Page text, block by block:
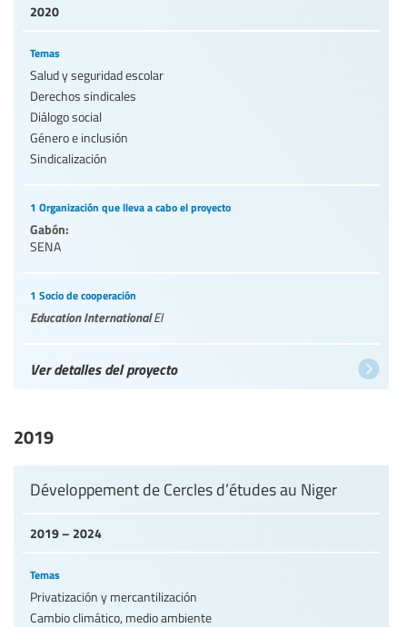
2020
Temas
Salud y seguridad escolar
Derechos sindicales
Diálogo social
Género e inclusión
Sindicalización
1 Organización que lleva a cabo el proyecto
Gabón:
SENA
1 Socio de cooperación
Education InternationalEI
Ver detalles del proyecto
2019
2019 – 2024
Développement de Cercles d’études au Niger
Temas
Privatización y mercantilización
Cambio climático, medio ambiente